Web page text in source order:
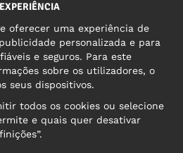
COMERCIAL
5, EE-10117 Tallinn
12356245
oferecer uma experiência de
personalizada e para
e seguros. Para este
sobre os utilizadores, o
seus dispositivos.
todos os cookies ou selecione
e quais quer desativar